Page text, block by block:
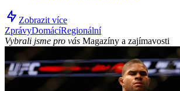
Zobrazit více
ZprávyDomácíRegionální
Vybrali jsme pro vás Magazíny a zajímavosti